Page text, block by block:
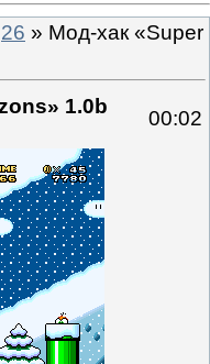
26 » Мод-хак «Super
1.0b
00:02